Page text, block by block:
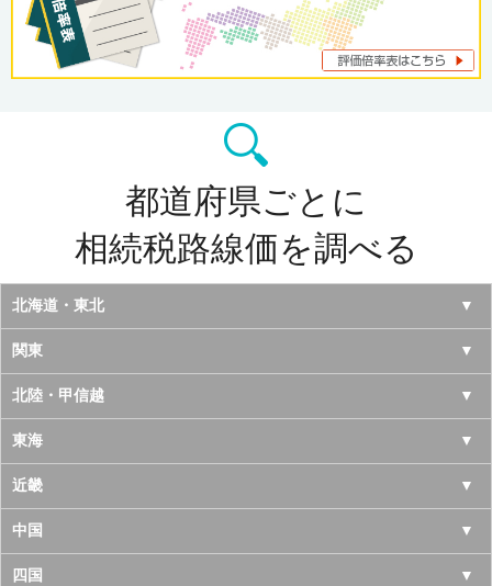
都道府県ごとに
相続税路線価を調べる
北海道・東北
北海道
青森県
岩手県
宮城県
秋田県
山形県
関東
東京都
神奈川県
千葉県
埼玉県
茨城県
北陸・甲信越
山梨県
長野県
新潟県
富山県
東海
愛知県
岐阜県
三重県
近畿
大阪府
京都府
中国
鳥取県
四国